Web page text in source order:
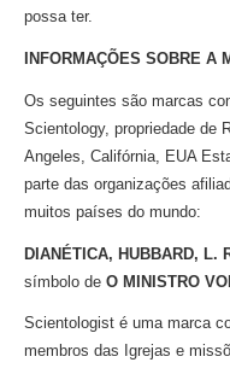
possa ter.
INFORMAÇÕES SOBRE A
Os seguintes são marcas
Scientology, propriedade de
Angeles, Califórnia, EUA
parte das organizações
muitos países do mundo:
DIANÉTICA, HUBBARD, L.
símbolo de O MINISTRO
Scientologist é uma marca
membros das Igrejas e